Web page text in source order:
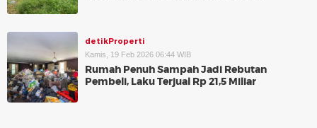
detikProperti
Kamis, 19 Feb 2026 06:44 WIB
Rumah Penuh Sampah Jadi Rebutan
Pembeli, Laku Terjual Rp 21,5 Miliar